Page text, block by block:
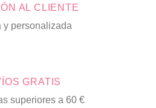
AL CLIENTE
y personalizada
GRATIS
superiores a 60 €